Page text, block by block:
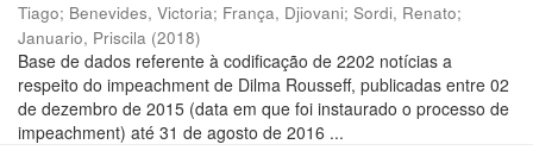
Tiago; Benevides, Victoria; França, Djiovani; Sordi, Renato;
Januario, Priscila (2018)
Base de dados referente à codificação de 2202 notícias a
respeito do impeachment de Dilma Rousseff, publicadas entre 02
de dezembro de 2015 (data em que foi instaurado o processo de
impeachment) até 31 de agosto de 2016 ...